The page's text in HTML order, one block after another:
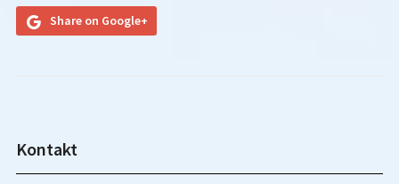
Share on Google+
Kontakt